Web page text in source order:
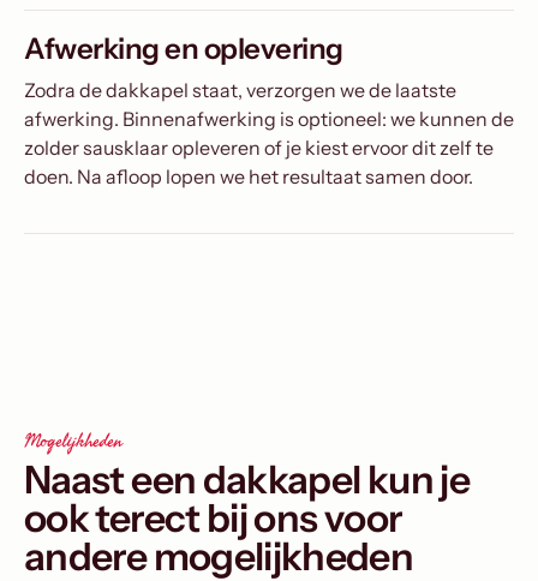
Afwerking en oplevering
Zodra de dakkapel staat, verzorgen we de laatste
afwerking. Binnenafwerking is optioneel: we kunnen de
zolder sausklaar opleveren of je kiest ervoor dit zelf te
doen. Na afloop lopen we het resultaat samen door.
Mogelijkheden
Naast een dakkapel kun je
ook terect bij ons voor
andere mogelijkheden